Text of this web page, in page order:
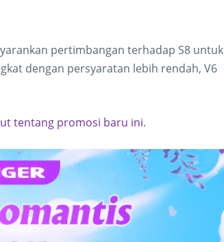
pertimbangan terhadap S8 untuk
dengan persyaratan lebih rendah, V6
tentang promosi baru ini.